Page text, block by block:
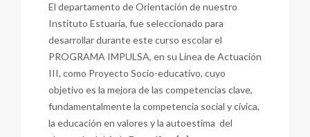
El departamento de Orientación de nuestro
Instituto Estuaria, fue seleccionado para
desarrollar durante este curso escolar el
PROGRAMA IMPULSA, en su Línea de Actuación
III, como Proyecto Socio-educativo, cuyo
objetivo es la mejora de las competencias clave,
fundamentalmente la competencia social y cívica,
la educación en valores y la autoestima del